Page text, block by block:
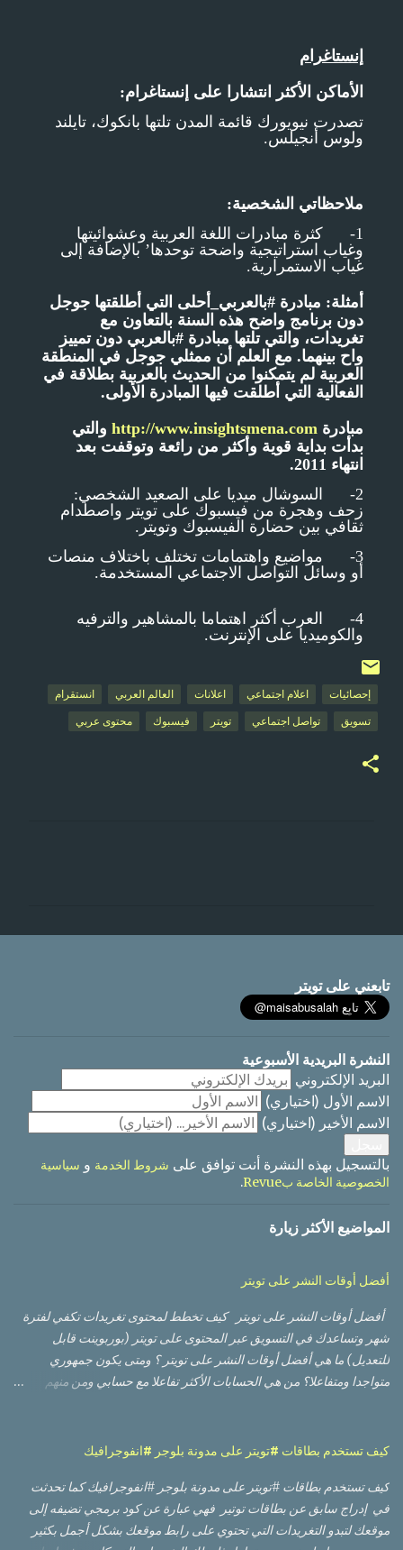
إنستاغرام
الأماكن الأكثر انتشارا على إنستاغرام:
تصدرت نيويورك قائمة المدن تلتها بانكوك، تايلند
ولوس أنجيلس.
ملاحظاتي الشخصية:
1- كثرة مبادرات اللغة العربية وعشوائيتها
وغياب استراتيجية واضحة توحدها’ بالإضافة إلى
غياب الاستمرارية.
أمثلة: مبادرة #بالعربي_أحلى التي أطلقتها جوجل
دون برنامج واضح هذه السنة بالتعاون مع
تغريدات، والتي تلتها مبادرة #بالعربي دون تمييز
واح بينهما. مع العلم أن ممثلي جوجل في المنطقة
العربية لم يتمكنوا من الحديث بالعربية بطلاقة في
الفعالية التي أطلقت فيها المبادرة الأولى.
مبادرة http://www.insightsmena.com والتي
بدأت بداية قوية وأكثر من رائعة وتوقفت بعد
انتهاء 2011.
2- السوشال ميديا على الصعيد الشخصي:
زحف وهجرة من فيسبوك على تويتر واصطدام
ثقافي بين حضارة الفيسبوك وتويتر.
3- مواضيع واهتمامات تختلف باختلاف منصات
أو وسائل التواصل الاجتماعي المستخدمة.
4- العرب أكثر اهتماما بالمشاهير والترفيه
والكوميديا على الإنترنت.
إحصائيات اعلام اجتماعي اعلانات العالم العربي انستقرام
تسويق تواصل اجتماعي تويتر فيسبوك محتوى عربي
ت
تابعني على تويتر
النشرة البريدية الأسبوعية
البريد الإلكتروني
الاسم الأول (اختياري)
الاسم الأخير (اختياري)
بالتسجيل بهذه النشرة أنت توافق على شروط الخدمة و سياسية
الخصوصية الخاصة بRevue
.
المواضيع الأكثر زيارة
أفضل أوقات النشر على تويتر
أفضل أوقات النشر على تويتر كيف تخطط لمحتوى تغريدات تكفي لفترة
شهر وتساعدك في التسويق عبر المحتوى على تويتر (بوربوينت قابل
للتعديل) ما هي أفضل أوقات النشر على تويتر ؟ ومتى يكون جمهوري
متواجدا ومتفاعلا؟ من هي الحسابات الأكثر تفاعلا مع حسابي ومن منهم
الفيديوهات كان أداؤها أفضل؟ لا بد من أنك قرأت أو مررت على العديد من
والإجازة في تلك الدول، وعليك إعادة تقدير الأوقات لتناسب دولتك
وجمهورك، وقد يعمل أو لا يعمل، والسبب ظروف أخرى مثل كونهم مثلا
يتنقلون بوسائل النقل العام، مما يعطيهم وقتا. أكبر لتفقد حساباتهم على
كيف تستخدم بطاقات #تويتر على مدونة بلوجر #انفوجرافيك
كيف تستخدم بطاقات #تويتر على مدونة بلوجر #انفوجرافيك كما تحدثت
في إدراج سابق عن بطاقات توتير فهي عبارة عن كود برمجي تضيفه إلى
موقعك لتبدو التغريدات التي تحتوي على رابط موقعك بشكل أجمل بكثير